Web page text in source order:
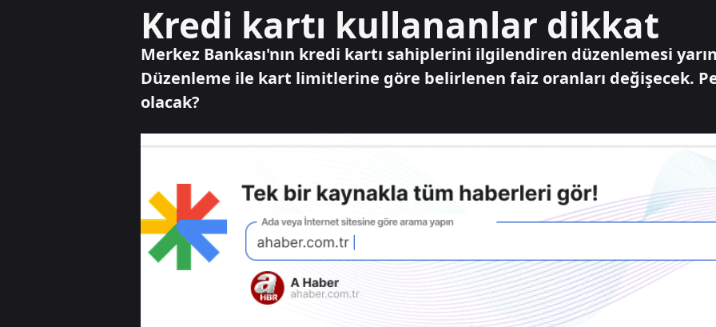
Kredi kartı kullananlar dikkat
Merkez Bankası'nın kredi kartı sahiplerini ilgilendiren düzenlemesi
Düzenleme ile kart limitlerine göre belirlenen faiz oranları değişecek.
olacak?